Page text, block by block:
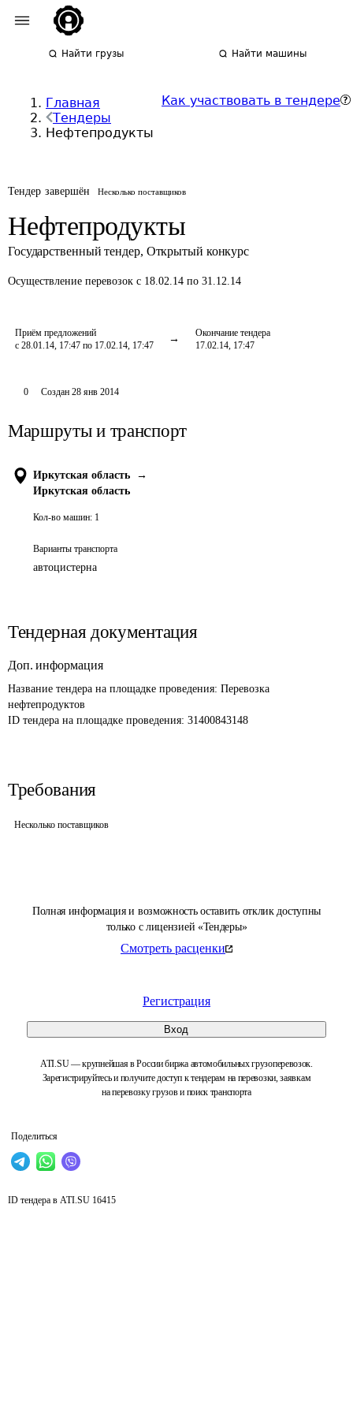
Найти грузы Найти машины
Главная
Тендеры
Нефтепродукты
Как участвовать в тендере
Тендер завершён Несколько поставщиков
Нефтепродукты
Государственный тендер, Открытый конкурс
Осуществление перевозок с 18.02.14 по 31.12.14
Приём предложений
с 28.01.14, 17:47 по 17.02.14, 17:47
Окончание тендера
17.02.14, 17:47
Полная информация и возможность оставить отклик доступны
только с лицензией «Тендеры»
Смотреть расценки
Регистрация
Вход
ATI.SU — крупнейшая в России биржа автомобильных грузоперевозок.
Зарегистрируйтесь и получите доступ к тендерам на перевозки, заявкам
на перевозку грузов и поиск транспорта
Поделиться
0 Создан 28 янв 2014
Маршруты и транспорт
Иркутская область
→
Иркутская область
Кол-во машин: 1
Варианты транспорта
автоцистерна
Тендерная документация
Доп. информация
Название тендера на площадке проведения: Перевозка
нефтепродуктов
ID тендера на площадке проведения: 31400843148
Требования
Несколько поставщиков
ID тендера в ATI.SU 16415